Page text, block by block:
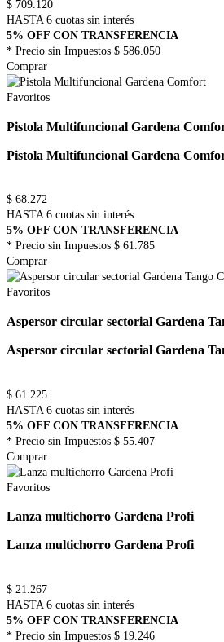
$ 709.120
HASTA 6 cuotas sin interés
5% OFF CON TRANSFERENCIA
* Precio sin Impuestos $ 586.050
Comprar
Favoritos
Pistola Multifuncional Gardena
Pistola Multifuncional Gardena
$ 68.272
HASTA 6 cuotas sin interés
5% OFF CON TRANSFERENCIA
* Precio sin Impuestos $ 61.785
Comprar
Favoritos
Aspersor circular sectorial Gardena
Aspersor circular sectorial Gardena
$ 61.225
HASTA 6 cuotas sin interés
5% OFF CON TRANSFERENCIA
* Precio sin Impuestos $ 55.407
Comprar
Favoritos
Lanza multichorro Gardena Profi
Lanza multichorro Gardena Profi
$ 21.267
HASTA 6 cuotas sin interés
5% OFF CON TRANSFERENCIA
* Precio sin Impuestos $ 19.246